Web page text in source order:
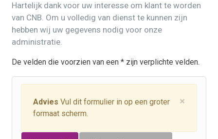
Hartelijk dank voor uw interesse om klant te worden
van CNB. Om u volledig van dienst te kunnen zijn
hebben wij uw gegevens nodig voor onze
administratie.
De velden die voorzien van een * zijn verplichte velden.
×
Advies Vul dit formulier in op een groter
formaat scherm.